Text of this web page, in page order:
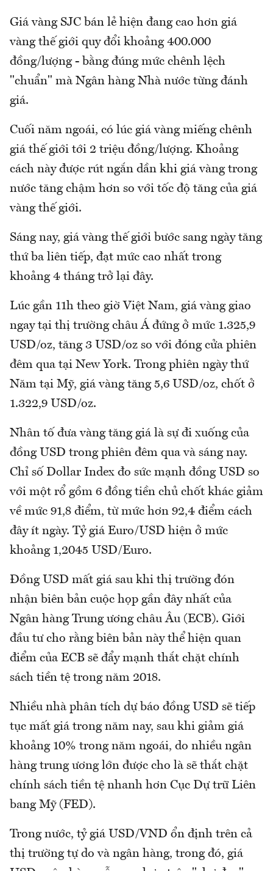
Giá vàng SJC bán lẻ hiện đang cao hơn giá
vàng thế giới quy đổi khoảng 400.000
đồng/lượng - bằng đúng mức chênh lệch
"chuẩn" mà Ngân hàng Nhà nước từng đánh
giá.
Cuối năm ngoái, có lúc giá vàng miếng chênh
giá thế giới tới 2 triệu đồng/lượng. Khoảng
cách này được rút ngắn dần khi giá vàng trong
nước tăng chậm hơn so với tốc độ tăng của giá
vàng thế giới.
Sáng nay, giá vàng thế giới bước sang ngày tăng
thứ ba liên tiếp, đạt mức cao nhất trong
khoảng 4 tháng trở lại đây.
Lúc gần 11h theo giờ Việt Nam, giá vàng giao
ngay tại thị trường châu Á đứng ở mức 1.325,9
USD/oz, tăng 3 USD/oz so với đóng cửa phiên
đêm qua tại New York. Trong phiên ngày thứ
Năm tại Mỹ, giá vàng tăng 5,6 USD/oz, chốt ở
1.322,9 USD/oz.
Nhân tố đưa vàng tăng giá là sự đi xuống của
đồng USD trong phiên đêm qua và sáng nay.
Chỉ số Dollar Index đo sức mạnh đồng USD so
với một rổ gồm 6 đồng tiền chủ chốt khác giảm
về mức 91,8 điểm, từ mức hơn 92,4 điểm cách
đây ít ngày. Tỷ giá Euro/USD hiện ở mức
khoảng 1,2045 USD/Euro.
Đồng USD mất giá sau khi thị trường đón
nhận biên bản cuộc họp gần đây nhất của
Ngân hàng Trung ương châu Âu (ECB). Giới
đầu tư cho rằng biên bản này thể hiện quan
điểm của ECB sẽ đẩy mạnh thắt chặt chính
sách tiền tệ trong năm 2018.
Nhiều nhà phân tích dự báo đồng USD sẽ tiếp
tục mất giá trong năm nay, sau khi giảm giá
khoảng 10% trong năm ngoái, do nhiều ngân
hàng trung ương lớn được cho là sẽ thắt chặt
chính sách tiền tệ nhanh hơn Cục Dự trữ Liên
bang Mỹ (FED).
Trong nước, tỷ giá USD/VND ổn định trên cả
thị trường tự do và ngân hàng, trong đó, giá